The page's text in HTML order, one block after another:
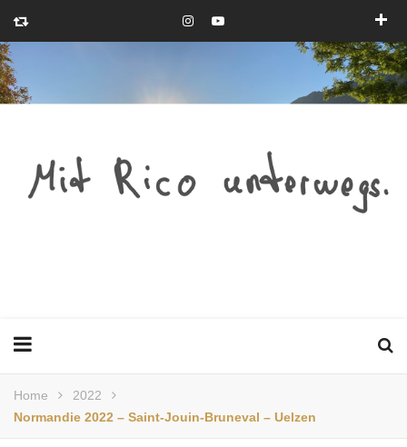
Home
2022
Normandie 2022 – Saint-Jouin-Bruneval – Uelzen